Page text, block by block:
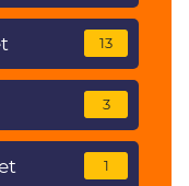
13
3
1